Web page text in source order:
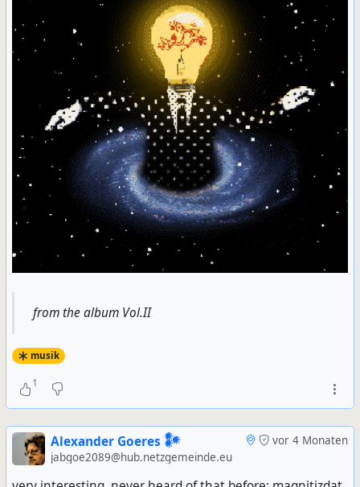
from the album Vol.II
musik
1
vor 4 Monaten
Alexander Goeres 𒀯
jabgoe2089@hub.netzgemeinde.eu